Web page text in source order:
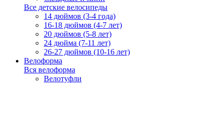
Все детские велосипеды
14 дюймов (3-4 года)
16-18 дюймов (4-7 лет)
20 дюймов (5-8 лет)
24 дюйма (7-11 лет)
26-27 дюймов (10-16 лет)
Велоформа
Вся велоформа
Велотуфли